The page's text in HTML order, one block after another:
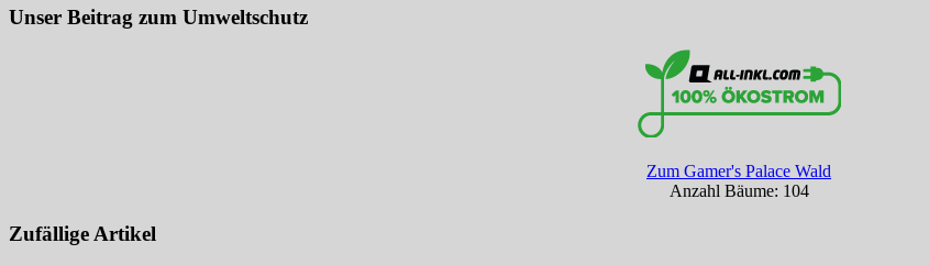
Unser Beitrag zum Umweltschutz
Zum Gamer's Palace Wald
Anzahl Bäume: 104
Zufällige Artikel